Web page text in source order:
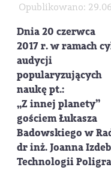
Opublikowano:
Dnia 20 czerwca
2017 r. w ramach
audycji
popularyzujących
naukę pt.:
„Z innej planety”
gościem Łukasza
Badowskiego w
dr inż. Joanna
Technologii